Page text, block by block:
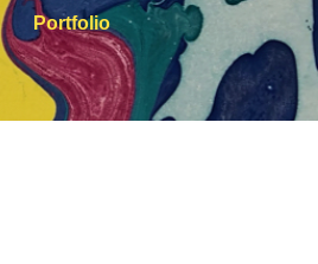
Portfolio